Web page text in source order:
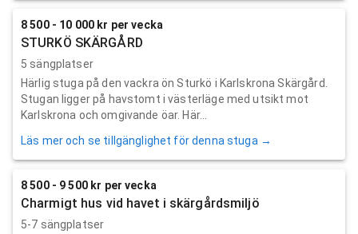
8 500 - 10 000 kr per vecka
STURKÖ SKÄRGÅRD
5 sängplatser
Härlig stuga på den vackra ön Sturkö i Karlskrona Skärgård.
Stugan ligger på havstomt i västerläge med utsikt mot
Karlskrona och omgivande öar. Här...
Läs mer och se tillgänglighet för denna stuga →
8 500 - 9 500 kr per vecka
Charmigt hus vid havet i skärgårdsmiljö
5-7 sängplatser